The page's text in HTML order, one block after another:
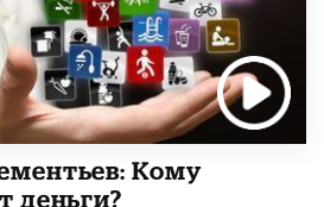
Кому
деньги?